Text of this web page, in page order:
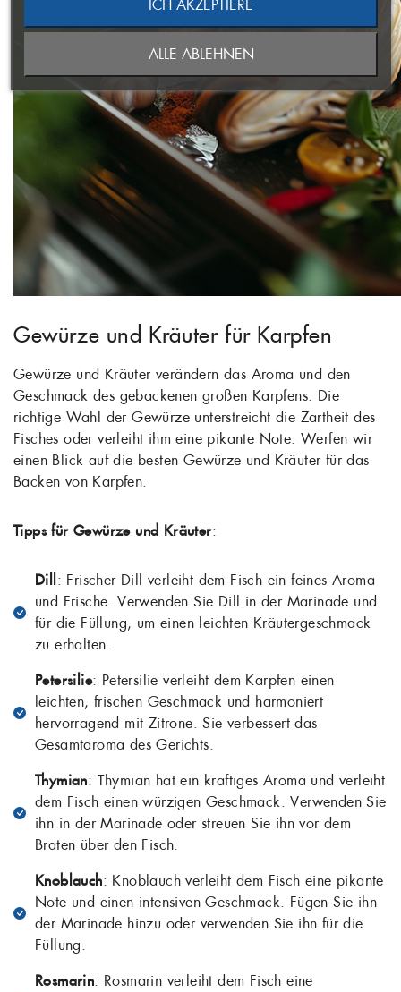
Gewürze und Kräuter für Karpfen
Gewürze und Kräuter verändern das Aroma und den
Geschmack des gebackenen großen Karpfens. Die
richtige Wahl der Gewürze unterstreicht die Zartheit des
Fisches oder verleiht ihm eine pikante Note. Werfen wir
einen Blick auf die besten Gewürze und Kräuter für das
Backen von Karpfen.
Tipps für Gewürze und Kräuter:
Dill : Frischer Dill verleiht dem Fisch ein feines Aroma
und Frische. Verwenden Sie Dill in der Marinade und
für die Füllung, um einen leichten Kräutergeschmack
zu erhalten.
Petersilie: Petersilie verleiht dem Karpfen einen
leichten, frischen Geschmack und harmoniert
hervorragend mit Zitrone. Sie verbessert das
Gesamtaroma des Gerichts.
Thymian: Thymian hat ein kräftiges Aroma und verleiht
dem Fisch einen würzigen Geschmack. Verwenden Sie
ihn in der Marinade oder streuen Sie ihn vor dem
Braten über den Fisch.
Knoblauch: Knoblauch verleiht dem Fisch eine pikante
Note und einen intensiven Geschmack. Fügen Sie ihn
der Marinade hinzu oder verwenden Sie ihn für die
Füllung.
Rosmarin: Rosmarin verleiht dem Fisch eine
ABBRECHEN
WUNSCHLISTE ERSTELLEN
ABBRECHEN
ANMELDEN
ALLE ABLEHNEN
ICH AKZEPTIERE